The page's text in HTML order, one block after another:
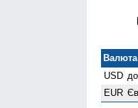
Валюта
USD
EUR